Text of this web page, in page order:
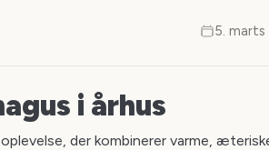
5. marts
i århus
der kombinerer varme,